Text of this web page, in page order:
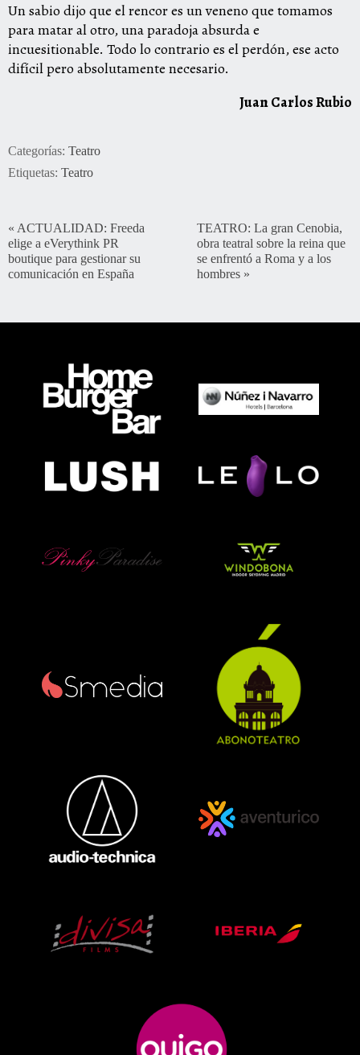
Un sabio dijo que el rencor es un veneno que tomamos
para matar al otro, una paradoja absurda e
incuesitionable. Todo lo contrario es el perdón, ese acto
difícil pero absolutamente necesario.
Juan Carlos Rubio
Categorías: Teatro
Etiquetas: Teatro
« ACTUALIDAD: Freeda
elige a eVerythink PR
boutique para gestionar su
comunicación en España
TEATRO: La gran Cenobia,
obra teatral sobre la reina que
se enfrentó a Roma y a los
hombres »